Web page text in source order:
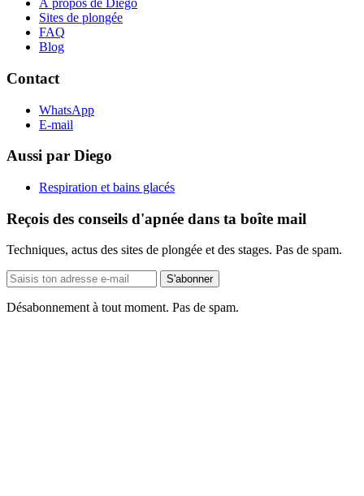
À propos de Diego
Sites de plongée
FAQ
Blog
Contact
WhatsApp
E-mail
Aussi par Diego
Respiration et bains glacés
Reçois des conseils d'apnée dans ta boîte mail
Techniques, actus des sites de plongée et des stages. Pas de spam.
Adresse
e-
mail
S'abonner
Désabonnement à tout moment. Pas de spam.